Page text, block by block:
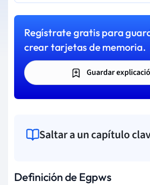
Regístrate gratis para
crear tarjetas de memoria.
Guardar
Saltar a un capítulo
Definición de Egpws